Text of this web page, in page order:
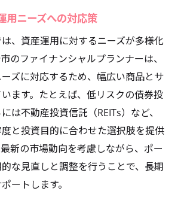
用ニーズへの対応策
、資産運用に対するニーズが多様化
のファイナンシャルプランナーは、
ズに対応するため、幅広い商品とサ
ます。たとえば、低リスクの債券投
は不動産投資信託（REITs）など、
と投資目的に合わせた選択肢を提供
新の市場動向を考慮しながら、ポー
な見直しと調整を行うことで、長期
ートします。